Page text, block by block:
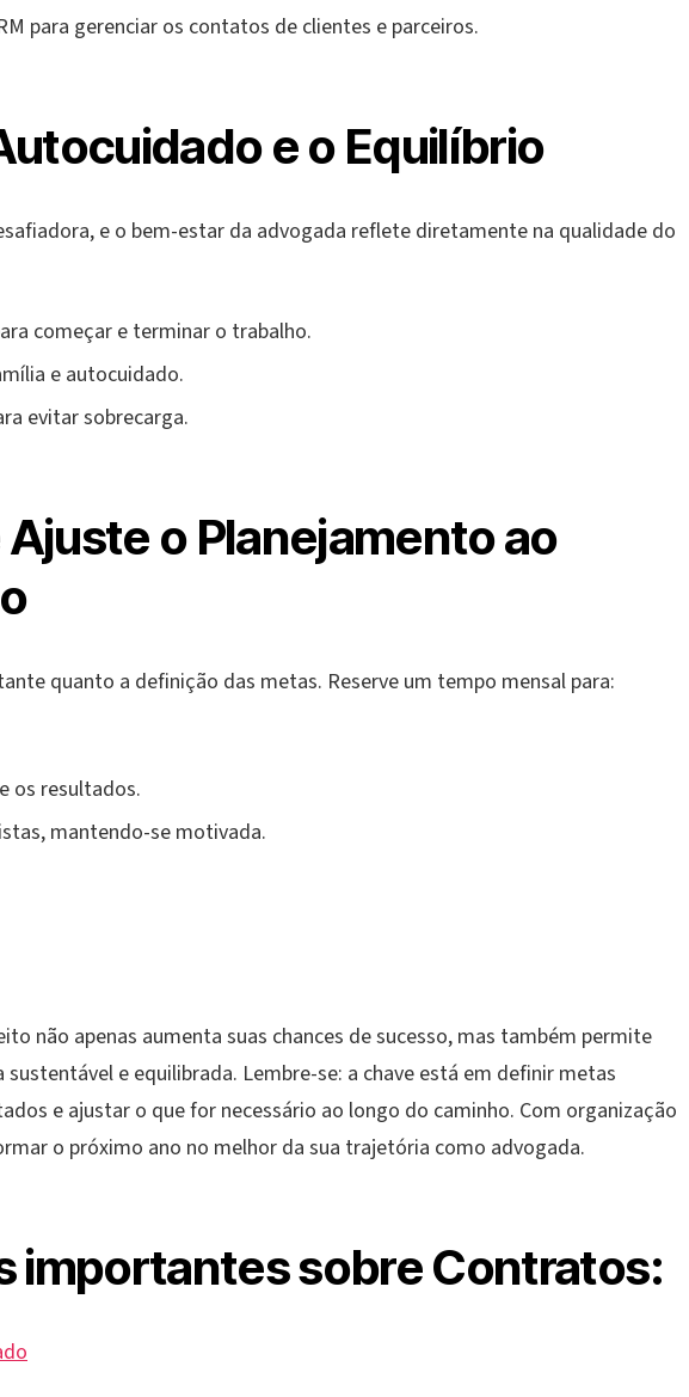
para gerenciar os contatos de clientes e parceiros.
e o Equilíbrio
e o bem-estar da advogada reflete diretamente na qualidade do
começar e terminar o trabalho.
e autocuidado.
evitar sobrecarga.
o Planejamento ao
quanto a definição das metas. Reserve um tempo mensal para:
os resultados.
mantendo-se motivada.
não apenas aumenta suas chances de sucesso, mas também permite
e equilibrada. Lembre-se: a chave está em definir metas
e ajustar o que for necessário ao longo do caminho. Com organização
o próximo ano no melhor da sua trajetória como advogada.
importantes sobre Contratos: